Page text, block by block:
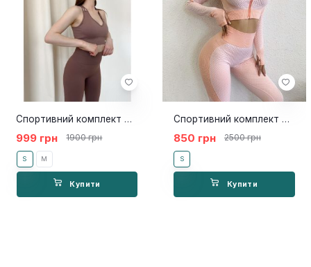
Спортивний комплект Fresh Point
999 грн 1900 грн
S M
Купити
Спортивний комплект Fresh Peach
850 грн 2500 грн
S
Купити